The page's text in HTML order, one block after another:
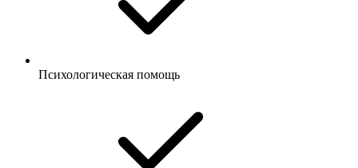
Психологическая помощь